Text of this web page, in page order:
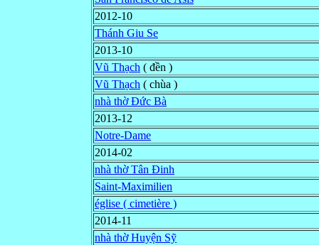
2012-10
Thánh Giu Se
2013-10
Vũ Thạch ( đền )
Vũ Thạch ( chùa )
nhà thờ Đức Bà
2013-12
Notre-Dame
2014-02
nhà thờ Tân Ðinh
Saint-Maximilien
église ( cimetière )
2014-11
nhà thờ Huyện Sỹ